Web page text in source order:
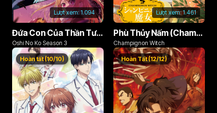
Lượt xem: 1.094
Đứa Con Của Thần Tượng (Phần 3)
Oshi No Ko Season 3
Lượt xem:1.461
Phù Thủy Nấm (Champignon no Majo)
Champignon Witch
Hoàn tất (10/10) Hoàn Tất (12/12)